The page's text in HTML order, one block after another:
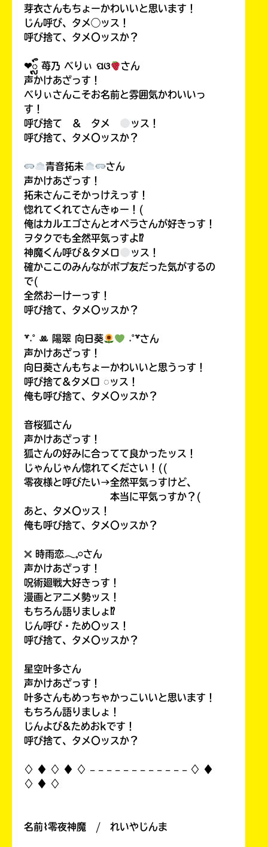
芽衣さんもちょーかわいいと思います！
じん呼び、タメ◯ッス！
呼び捨て、タメ〇ッスか？
❤︎ᬼ 苺乃 べりぃ ପଓ
さん
声かけあざっす！
べりぃさんこそお名前と雰囲気かわいいっ
す！
呼び捨て ＆ タメ
ッス！
呼び捨て、タメ〇ッスか？
青音拓未
さん
声かけあざっす！
拓未さんこそかっけえっす！
惚れてくれてさんきゅー！(
俺はカルエゴさんとオペラさんが好きっす！
ヲタクでも全然平気っすよ⁉
神魔くん呼び＆タメロ
ッス！
確かここのみんながポプ友だった気がするの
で(
全然おーけーっす！
呼び捨て、タメ〇ッスか？
꒷˖˚ ꔛ‬ 陽翠 向日葵
˖˚꒷さん
声かけあざっす！
向日葵さんもちょーかわいいと思うっす！
呼び捨て&タメ口 ◌ッス！
俺も呼び捨て、タメ〇ッスか？
音桜狐さん
声かけあざっす！
狐さんの好みに合ってて良かったッス！
じゃんじゃん惚れてください！((
零夜様と呼びたい→全然平気っすけど、
本当に平気っすか？(
あと、タメ〇ッス！
俺も呼び捨て、タメ〇ッスか？
𓏴 時雨恋𓂃𓈒𓏸さん
声かけあざっす！
呪術廻戦大好きっす！
漫画とアニメ勢ッス！
もちろん語りましょ⁉
じん呼び・ため〇ッス！
呼び捨て、タメ〇ッスか？
星空叶多さん
声かけあざっす！
叶多さんもめっちゃかっこいいと思います！
もちろん語りましょ！
じんよび&ためおkです！
呼び捨て、タメ〇ッスか？
♢ ♦︎ ♢ ♦︎ ♢ 𓐄 𓐄 𓐄 𓐄 𓐄 𓐄 𓐄 𓐄 𓐄 𓐄 𓐄 𓐄 ♢ ♦︎
♢ ♦︎ ♢
名前⌇零夜神魔 / れいやじんま